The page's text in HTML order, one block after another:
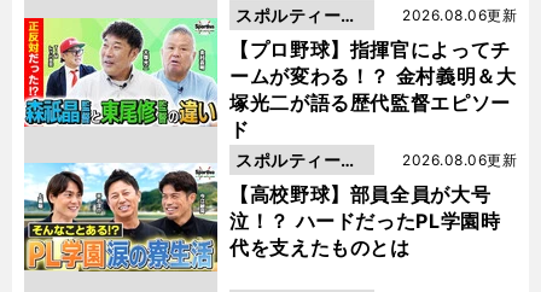
【プロ野球】指揮官によってチ
ームが変わる！？ 金村義明＆大
塚光二が語る歴代監督エピソー
ド
2026.08.06更新
スポルティーバ
動画
【高校野球】部員全員が大号
泣！？ ハードだったPL学園時
代を支えたものとは
2026.08.06更新
スポルティーバ
動画